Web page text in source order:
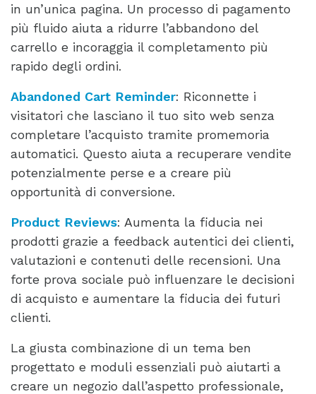
in un’unica pagina. Un processo di pagamento
più fluido aiuta a ridurre l’abbandono del
carrello e incoraggia il completamento più
rapido degli ordini.
Abandoned Cart Reminder: Riconnette i
visitatori che lasciano il tuo sito web senza
completare l’acquisto tramite promemoria
automatici. Questo aiuta a recuperare vendite
potenzialmente perse e a creare più
opportunità di conversione.
Product Reviews: Aumenta la fiducia nei
prodotti grazie a feedback autentici dei clienti,
valutazioni e contenuti delle recensioni. Una
forte prova sociale può influenzare le decisioni
di acquisto e aumentare la fiducia dei futuri
clienti.
La giusta combinazione di un tema ben
progettato e moduli essenziali può aiutarti a
creare un negozio dall’aspetto professionale,